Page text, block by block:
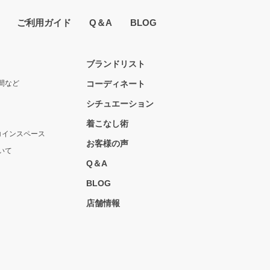
ご利用ガイド Q＆A BLOG
など
ンスペース
て
ブランドリスト
コーディネート
シチュエーション
着こなし術
お客様の声
Q＆A
BLOG
店舗情報